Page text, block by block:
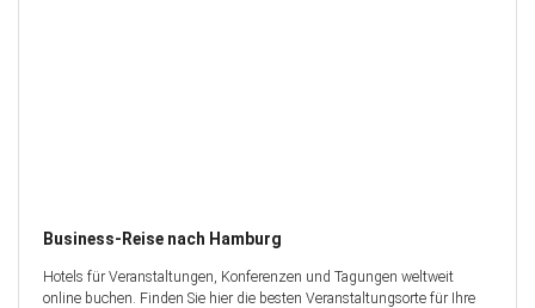
Business-Reise nach Hamburg
Hotels für Veranstaltungen, Konferenzen und Tagungen weltweit
online buchen. Finden Sie hier die besten Veranstaltungsorte für Ihre